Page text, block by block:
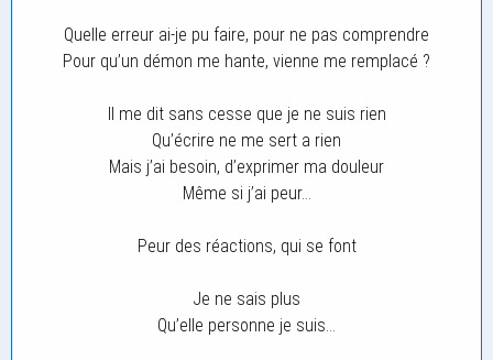
Quelle erreur ai-je pu faire, pour ne pas comprendre
Pour qu’un démon me hante, vienne me remplacé ?
Il me dit sans cesse que je ne suis rien
Qu’écrire ne me sert a rien
Mais j’ai besoin, d’exprimer ma douleur
Même si j’ai peur…
Peur des réactions, qui se font
Je ne sais plus
Qu’elle personne je suis…